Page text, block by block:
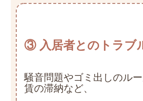
③ 入居者とのトラブ
騒音問題やゴミ出しのル
賃の滞納など、